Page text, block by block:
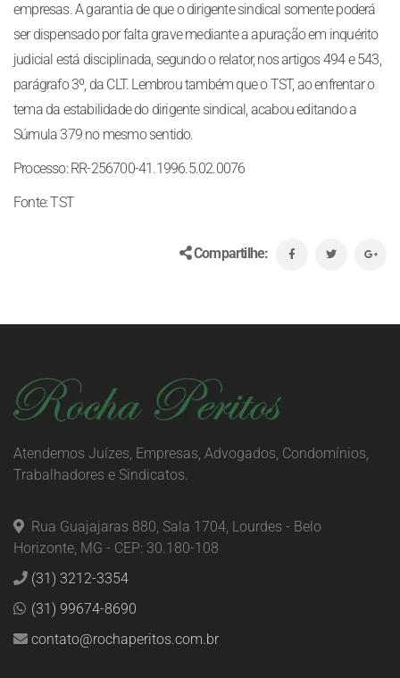
empresas. A garantia de que o dirigente sindical somente poderá
ser dispensado por falta grave mediante a apuração em inquérito
judicial está disciplinada, segundo o relator, nos artigos 494 e 543,
parágrafo 3º, da CLT. Lembrou também que o TST, ao enfrentar o
tema da estabilidade do dirigente sindical, acabou editando a
Súmula 379 no mesmo sentido.
Processo: RR-256700-41.1996.5.02.0076
Fonte: TST
Compartilhe:
Atendemos Juízes, Empresas, Advogados, Condomínios,
Trabalhadores e Sindicatos.
Rua Guajajaras 880, Sala 1704, Lourdes - Belo
Horizonte, MG - CEP: 30.180-108
(31) 3212-3354
(31) 99674-8690
contato@rochaperitos.com.br